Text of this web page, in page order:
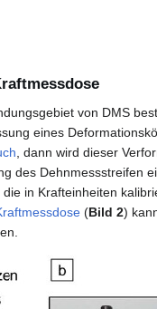
von DMS
eines
, dann wird dieser
des Dehnmessstreifen
in Krafteinheiten
(Bild 2)